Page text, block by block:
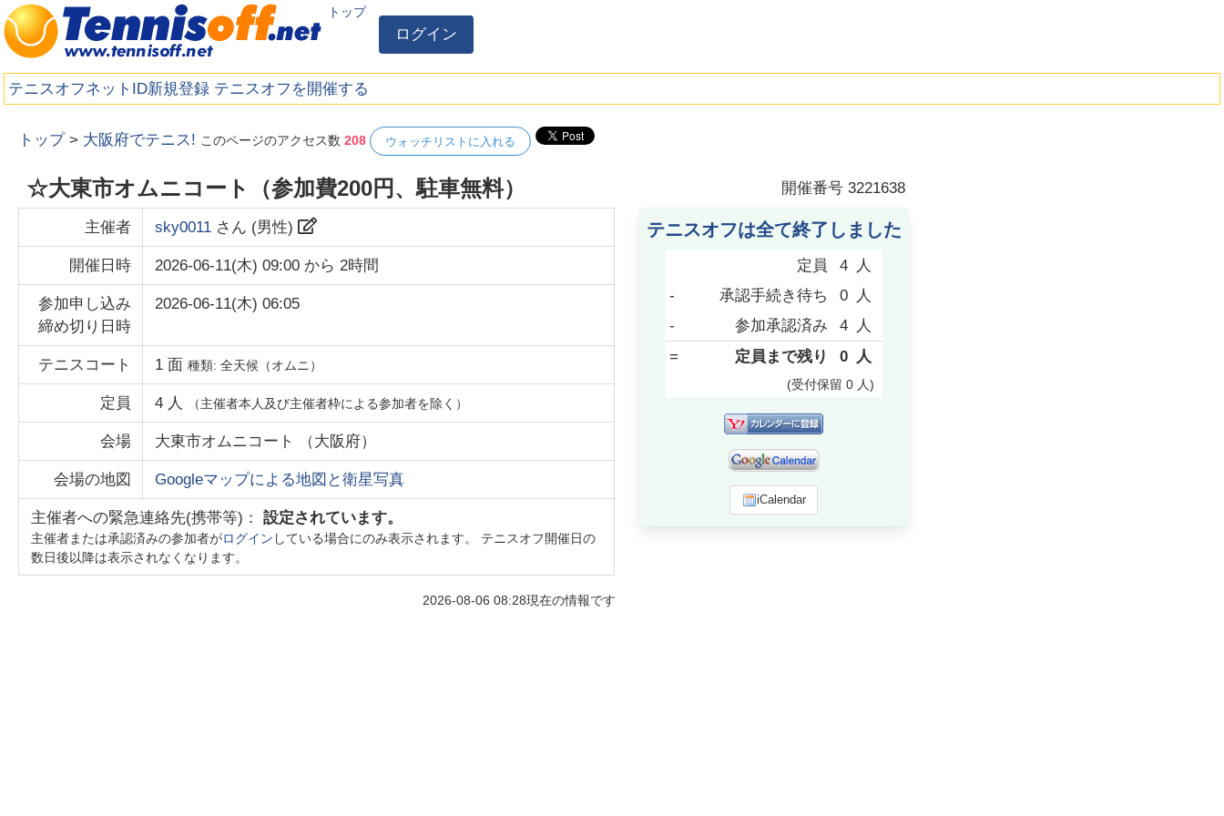
トップ
ログイン
テニスオフネットID新規登録 テニスオフを開催する
トップ > 大阪府でテニス! このページのアクセス数208 ウォッチリストに入れる
☆大東市オムニコート（参加費200円、駐車無料） 開催番号 3221638
主催者 sky0011 さん (男性)
開催日時 2026-06-11(木) 09:00 から2時間
参加申し込み
締め切り日時
2026-06-11(木) 06:05
テニスコート 1 面種類:全天候（オムニ）
定員 4 人 （主催者本人及び主催者枠による参加者を除く）
会場 大東市オムニコート （大阪府）
会場の地図 Googleマップによる地図と衛星写真
主催者への緊急連絡先(携帯等)：設定されています。
主催者または承認済みの参加者がログイン している場合にのみ表示されます。 テニスオフ開催日の
数日後以降は表示されなくなります。
2026-08-06 08:28現在の情報です
テニスオフは全て終了しました
定員 4
人
-
承認手続き待ち 0
人
-
参加承認済み 4
人
=
定員まで残り 0 人
(受付保留0 人)
iCalendar